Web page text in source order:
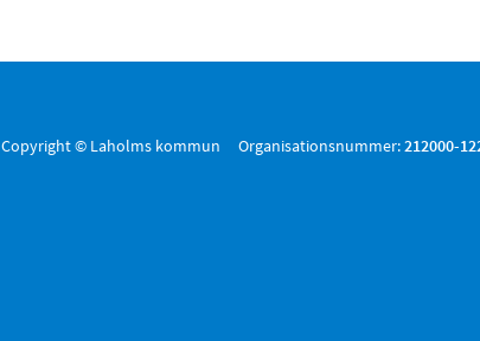
Copyright © Laholms kommun Organisationsnummer:212000-